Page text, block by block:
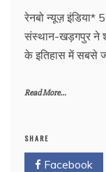
रेनबो न्यूज़ इंडिया*
संस्थान-खड़गपुर ने
के इतिहास में सबसे
Read More...
SHARE
Facebook